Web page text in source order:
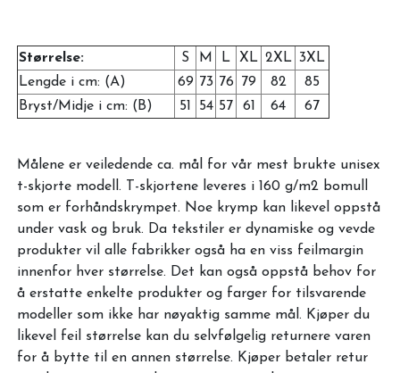
Størrelse: S M L XL 2XL 3XL
Lengde i cm: (A)
69 73 76 79 82
85
Bryst/Midje i cm: (B)
51 54 57 61 64 67
Målene er veiledende ca. mål for vår mest brukte unisex
t-skjorte modell. T-skjortene leveres i 160 g/m2 bomull
som er forhåndskrympet. Noe krymp kan likevel oppstå
under vask og bruk. Da tekstiler er dynamiske og vevde
produkter vil alle fabrikker også ha en viss feilmargin
innenfor hver størrelse. Det kan også oppstå behov for
å erstatte enkelte produkter og farger for tilsvarende
modeller som ikke har nøyaktig samme mål. Kjøper du
likevel feil størrelse kan du selvfølgelig returnere varen
for å bytte til en annen størrelse. Kjøper betaler retur